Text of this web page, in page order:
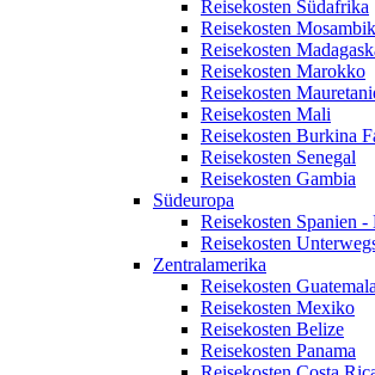
Reisekosten Südafrika
Reisekosten Mosambik
Reisekosten
Reisekosten Marokko
Reisekosten
Reisekosten Mali
Reisekosten Burkina
Reisekosten Senegal
Reisekosten Gambia
Südeuropa
Reisekosten Spanien -
Reisekosten
Zentralamerika
Reisekosten Guatemala
Reisekosten Mexiko
Reisekosten Belize
Reisekosten Panama